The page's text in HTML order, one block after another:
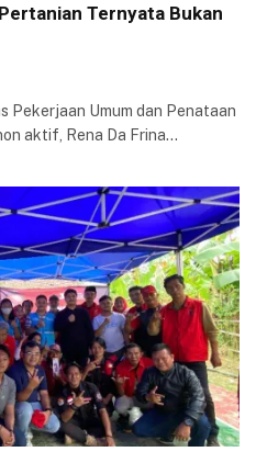
Ternyata Bukan
Pekerjaan Umum dan Penataan
aktif, Rena Da Frina…